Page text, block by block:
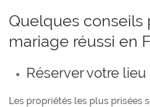
Quelques conseils
mariage réussi en
Réserver votre
Les propriétés les plus prisées